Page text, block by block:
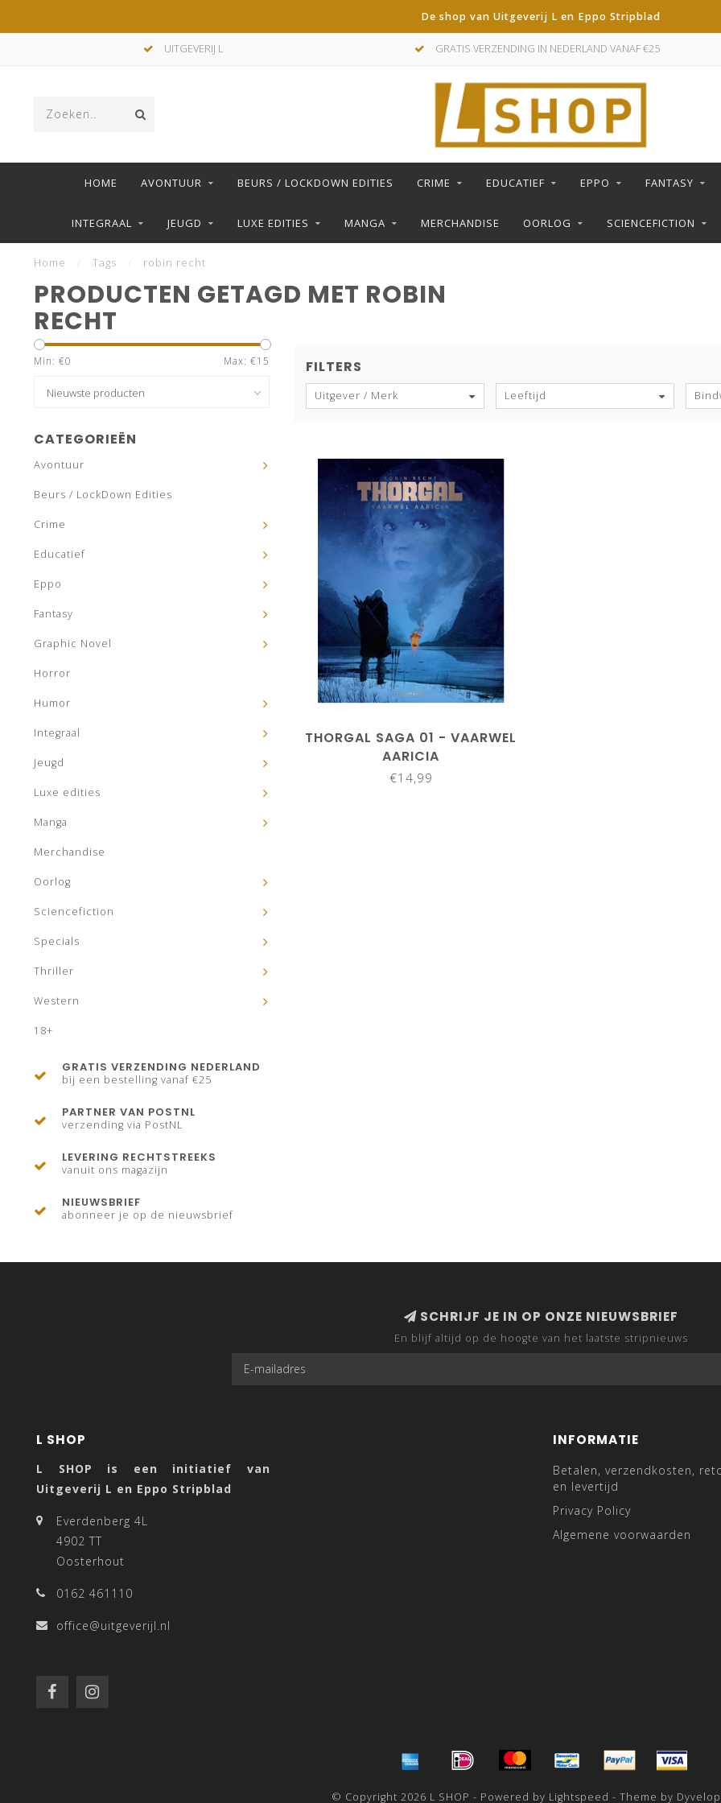
De shop van Uitgeverij L en Eppo Stripblad
UITGEVERIJ L GRATIS VERZENDING IN NEDERLAND VANAF €25
HOME AVONTUUR BEURS / LOCKDOWN EDITIES CRIME EDUCATIEF EPPO FANTASY
INTEGRAAL JEUGD LUXE EDITIES MANGA MERCHANDISE OORLOG SCIENCEFICTION
Home Tags robin recht
PRODUCTEN GETAGD MET ROBIN
RECHT
Min: €0 Max: €15
CATEGORIEËN
Avontuur
Beurs / LockDown Edities
Crime
Educatief
Eppo
Fantasy
Graphic Novel
Horror
Humor
Integraal
Jeugd
Luxe edities
Manga
Merchandise
Oorlog
Sciencefiction
Specials
Thriller
Western
18+
GRATIS VERZENDING NEDERLAND
bij een bestelling vanaf €25
PARTNER VAN POSTNL
verzending via PostNL
LEVERING RECHTSTREEKS
vanuit ons magazijn
NIEUWSBRIEF
abonneer je op de nieuwsbrief
FILTERS
Uitgever / Merk Leeftijd
THORGAL SAGA 01 - VAARWEL
AARICIA
€14,99
SCHRIJF JE IN OP ONZE NIEUWSBRIEF
En blijf altijd op de hoogte van het laatste stripnieuws
L SHOP
L SHOP is een initiatief van
Uitgeverij L en Eppo Stripblad
Everdenberg 4L
4902 TT
Oosterhout
0162 461110
office@uitgeverijl.nl
INFORMATIE
Betalen, verzendkosten,
en levertijd
Privacy Policy
Algemene voorwaarden
© Copyright 2026 L SHOP - Powered by Lightspeed - Theme by